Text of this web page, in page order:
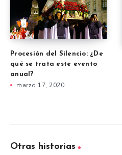
Procesión del Silencio: ¿De
qué se trata este evento
anual?
marzo 17, 2020
Otras historias